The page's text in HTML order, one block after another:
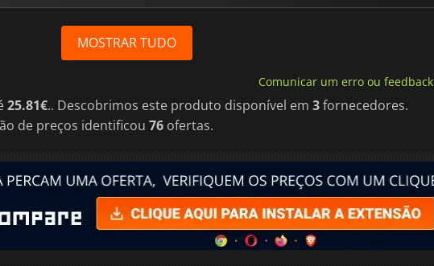
MOSTRAR TUDO
Comunicar um erro ou feedback
25.81€.. Descobrimos este produto disponível em 3fornecedores.
de preços identificou 76 ofertas.